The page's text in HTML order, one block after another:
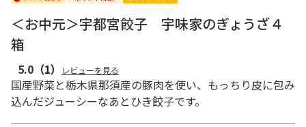
＜お中元＞宇都宮餃子 宇味家のぎょうざ４
箱
5.0 （1） レビューを見る
国産野菜と栃木県那須産の豚肉を使い、もっちり皮に包み
込んだジューシーなあとひき餃子です。